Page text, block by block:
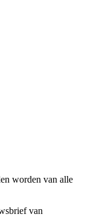
worden van alle
van